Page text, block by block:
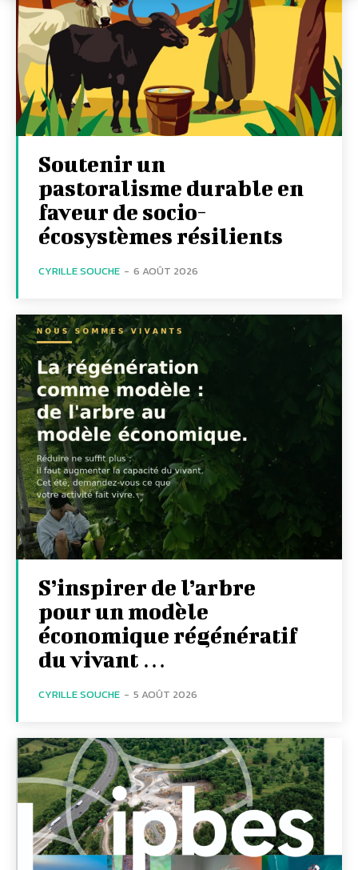
Soutenir un
pastoralisme durable en
faveur de socio-
écosystèmes résilients
CYRILLE SOUCHE - 6 AOÛT 2026
S’inspirer de l’arbre
pour un modèle
économique régénératif
du vivant …
CYRILLE SOUCHE - 5 AOÛT 2026